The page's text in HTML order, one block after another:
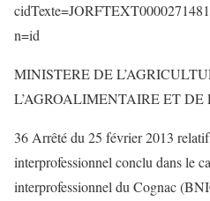
n=id
MINISTERE DE
L’AGROALIMENTAIRE ET DE
36 Arrêté du 25 février 2013 relatif
interprofessionnel conclu dans le
interprofessionnel du Cognac